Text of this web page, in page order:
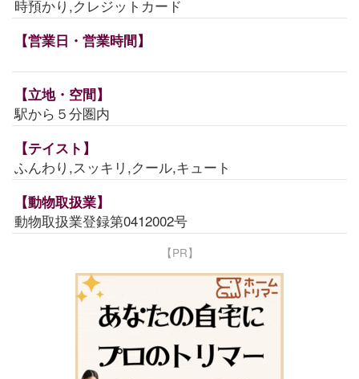
時預かり,クレジットカード
【営業日・営業時間】
【立地・空間】
駅から５分圏内
【テイスト】
ふんわり,スッキリ,クール,キュート
【動物取扱業】
動物取扱業登録第0412002号
【PR】